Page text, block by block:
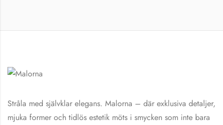
Stråla med självklar elegans. Malorna – där exklusiva detaljer,
mjuka former och tidlös estetik möts i smycken som inte bara